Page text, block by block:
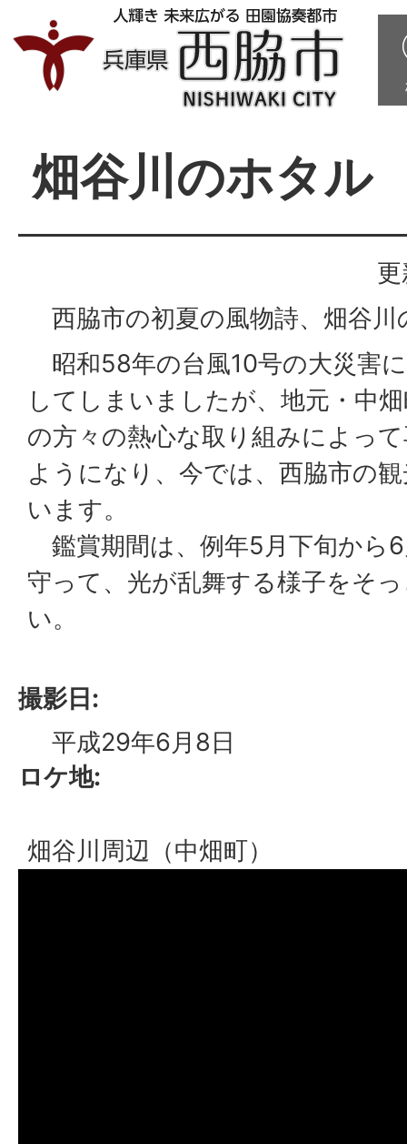
畑谷川のホタル
西脇市の初夏の風物詩、畑谷川
昭和58年の台風10号の大災害
してしまいましたが、地元・中
の方々の熱心な取り組みによっ
ようになり、今では、西脇市の
います。
鑑賞期間は、例年5月下旬から
守って、光が乱舞する様子をそ
い。
撮影日:
平成29年6月8日
ロケ地:
畑谷川周辺（中畑町）